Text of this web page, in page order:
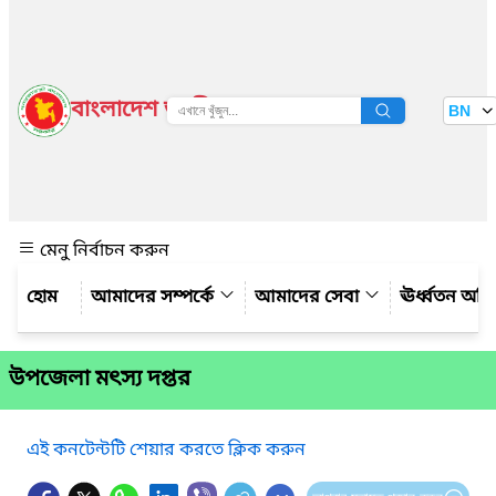
বাংলাদেশ জাতীয় তথ্য বাতায়ন BN
মেনু নির্বাচন করুন
আমাদের সম্পর্কে
আমাদের সেবা ঊর্ধ্বতন
উপজেলা মৎস্য দপ্তর
এই কনটেন্টটি শেয়ার করতে ক্লিক করুন